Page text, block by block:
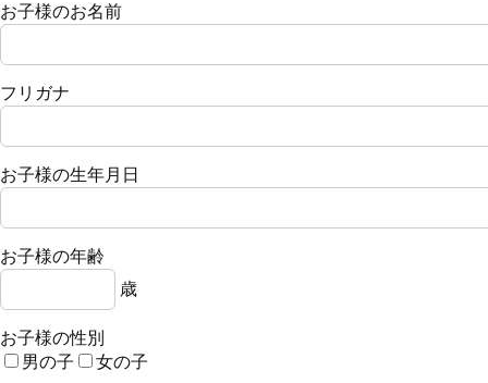
お子様のお名前
フリガナ
お子様の生年月日
お子様の年齢
歳
お子様の性別
男の子
女の子